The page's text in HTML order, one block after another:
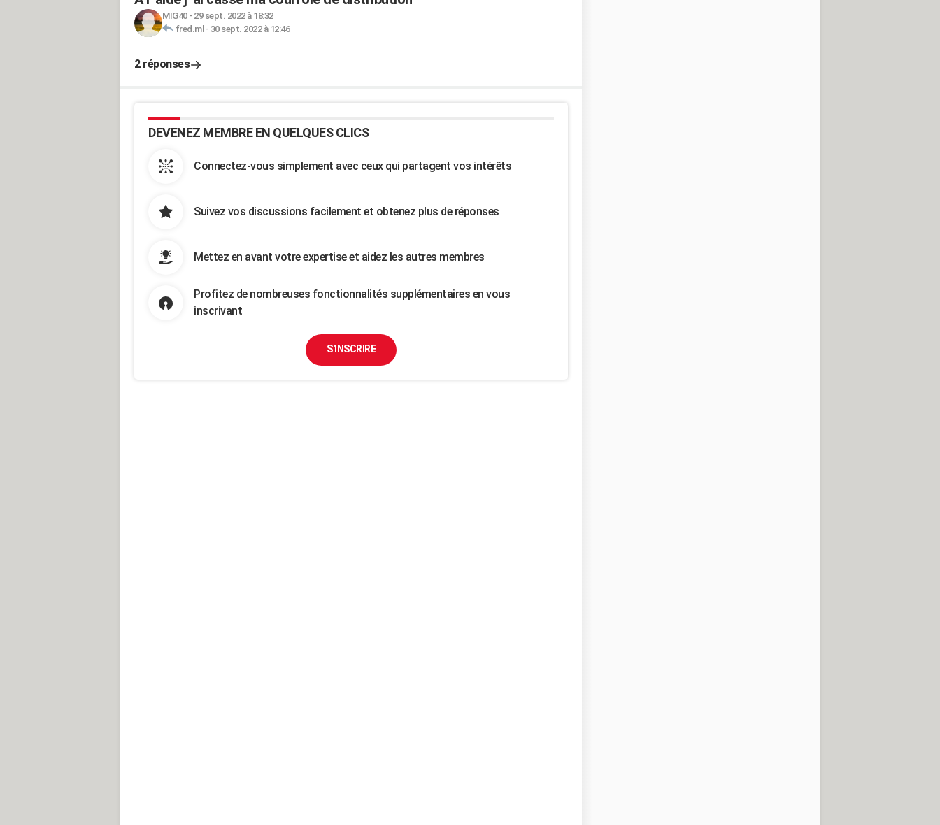
MIG40- 29 sept. 2022 à 18:32
fred.ml - 30 sept. 2022 à 12:46
2 réponses
DEVENEZ MEMBRE EN QUELQUES CLICS
Connectez-vous simplement avec ceux qui partagent vos intérêts
Suivez vos discussions facilement et obtenez plus de réponses
Mettez en avant votre expertise et aidez les autres membres
Profitez de nombreuses fonctionnalités supplémentaires en vous
inscrivant
S'INSCRIRE